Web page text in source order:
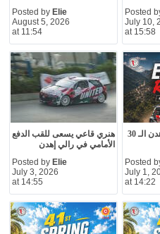
Posted by Elie
August 5, 2026
at 11:54
Posted
July 10,
at 15:58
هنري قاعي يسعى للقب الدفع
الأمامي في رالي إهدن
Posted by Elie
July 3, 2026
at 14:55
7 مراحل في رالي إهدن الـ 30
Posted
July 1,
at 14:22